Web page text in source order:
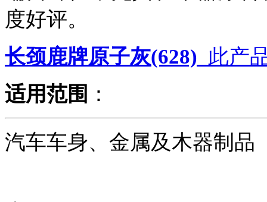
度好评。
长颈鹿牌原子灰(628) 此产
适用范围 ：
汽车车身、金属及木器制品